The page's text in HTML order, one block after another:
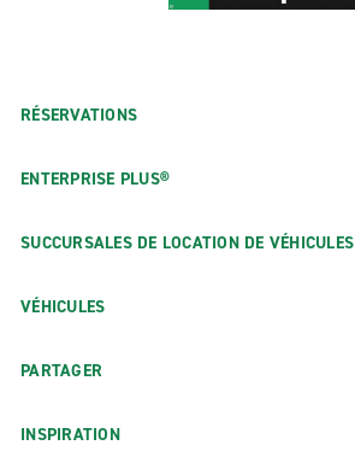
RÉSERVATIONS
ENTERPRISE PLUS®
SUCCURSALES DE LOCATION DE VÉHICULES
VÉHICULES
PARTAGER
INSPIRATION